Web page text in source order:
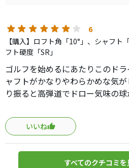
その結果昨夏前にギアーについ
ーズに到達。
再開当初は他メーカーのドライ
イスの続発、ＮＸに変えてからは
スであったものが、ＮＸになれ
を取り戻したためか、現在では
道で距離的にも平均１９０Ｙ弱
ている。同年齢の仲間も私のク
もということでＮＸ−ＮＶのＲを
く満足の一語につきるが、体力
平均２００Ｙを目指してフォーム
6
【購入】ロフト角「10°」、シャフト
フト硬度「SR」
ゴルフを始めるにあたりこのド
ャフトがかなりやわらかめな気
り振ると高弾道でドロー気味の
ライサーにはうってつけのクラ
にいく方やフッカーにとっては
ません。打球音はかなり甲高く
好きです。私はレフティーです
ティー用ドライバーとしては最
いいね
すべてのクチコミ